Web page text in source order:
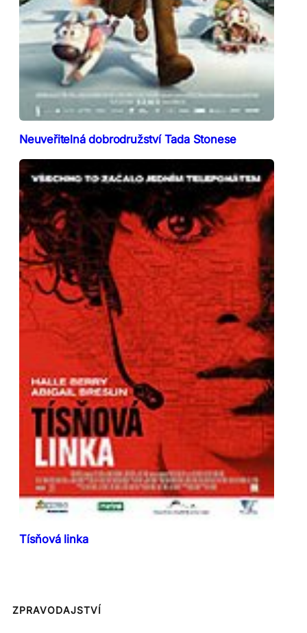
Neuveřitelná dobrodružství Tada Stonese
Tísňová linka
ZPRAVODAJSTVÍ